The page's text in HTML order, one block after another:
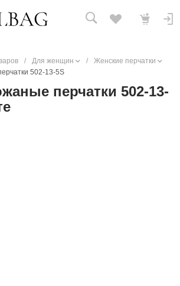
/ Для женщин /
Женские перчатки
502-13-5S
перчатки 502-13-